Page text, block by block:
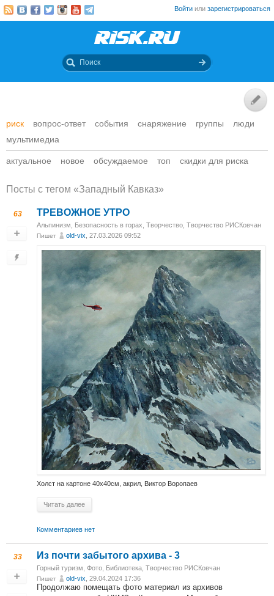
Войти или зарегистрироваться
риск вопрос-ответ события снаряжение группы
люди
мультимедиа
актуальное новое обсуждаемое топ скидки для риска
Посты c тегом «Западный Кавказ»
63 ТРЕВОЖНОЕ УТРО
Альпинизм Безопасность в горах Творчество Творчество РИСКовчан
Пишет old-vix , 27.03.2026 09:52
Холст на картоне 40х40см, акрил, Виктор Воропаев
Читать далее
Комментариев нет
33 Из почти забытого архива - 3
Горный туризм Фото Библиотека Творчество РИСКовчан
Пишет old-vix , 29.04.2024 17:36
Продолжаю помещать фото материал из архивов